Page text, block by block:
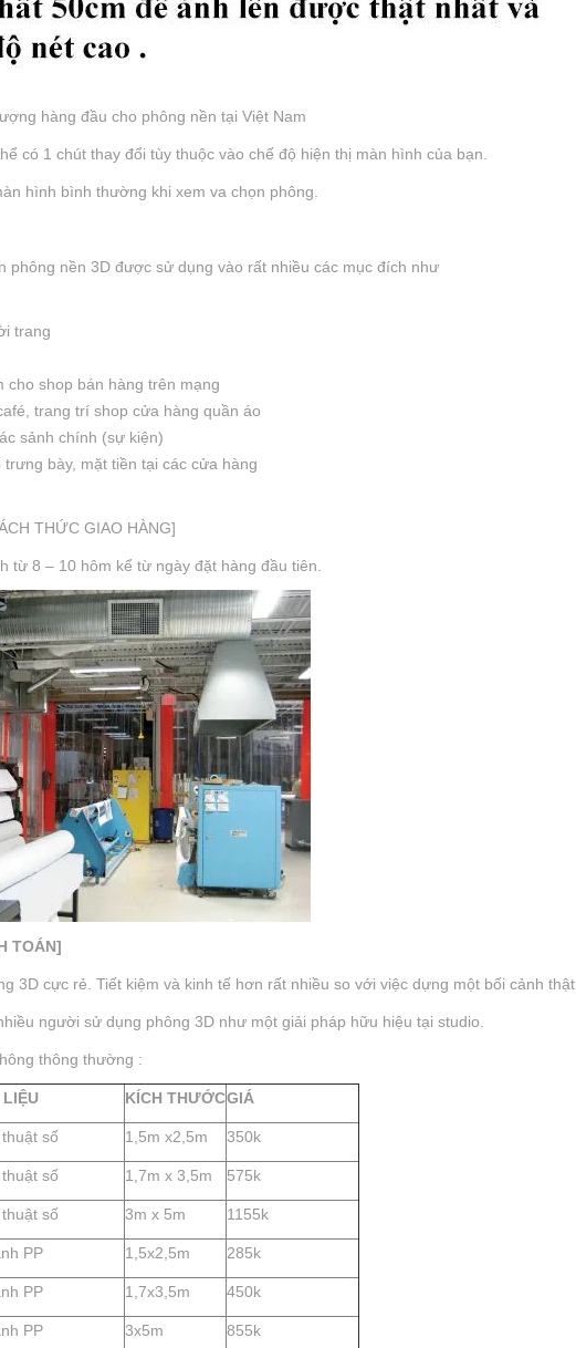
hàng đầu cho phông nền tại Việt Nam
có 1 chút thay đổi tùy thuộc vào chế độ hiện thị màn hình của bạn.
hình bình thường khi xem va chọn phông.
phông nền 3D được sử dụng vào rất nhiều các mục đích như
trang
cho shop bán hàng trên mạng
trang trí shop cửa hàng quần áo
sảnh chính (sự kiện)
bày, mặt tiền tại các cửa hàng
THỨC GIAO HÀNG]
từ 8 – 10 hôm kể từ ngày đặt hàng đầu tiên.
TOÁN]
3D cực rẻ. Tiết kiệm và kinh tế hơn rất nhiều so với việc dựng một bối cảnh thật.
người sử dụng phông 3D như một giải pháp hữu hiệu tại studio.
thông thường :
LIỆU KÍCH THƯỚCGIÁ
số 1,5m x2,5m 350k
số 1,7m x 3,5m 575k
số 3m x 5m 1155k
PP 1,5x2,5m 285k
PP 1,7x3,5m 450k
PP 3x5m 855k